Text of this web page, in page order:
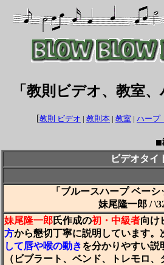
「教則ビデオ、教室
[教則 ビデオ | 教則本 | 教室 | ハープ
■
ビデオタイ
「ブルースハープ ベー
妹尾隆一郎 /
妹尾隆一郎氏作成の初・中級者向け
方から懇切丁寧に説明しています。
して唇や喉の動きを分かりやすい説
（ビブラート、ベンド、トレモロ